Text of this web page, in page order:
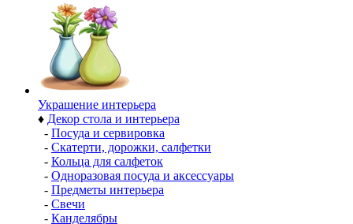
Украшение интерьера
♦ Декор стола и интерьера
- Посуда и сервировка
- Скатерти, дорожки, салфетки
- Кольца для салфеток
- Одноразовая посуда и аксессуары
- Предметы интерьера
- Свечи
- Канделябры